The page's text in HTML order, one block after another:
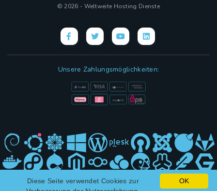
© 2026 - Weltweite Hosting Dienste
Unsere Zahlungsmöglichkeiten:
Hybrid Design mit(KI) und ❤ von menkiSys OK
Diese Seite verwendet Cookies zur